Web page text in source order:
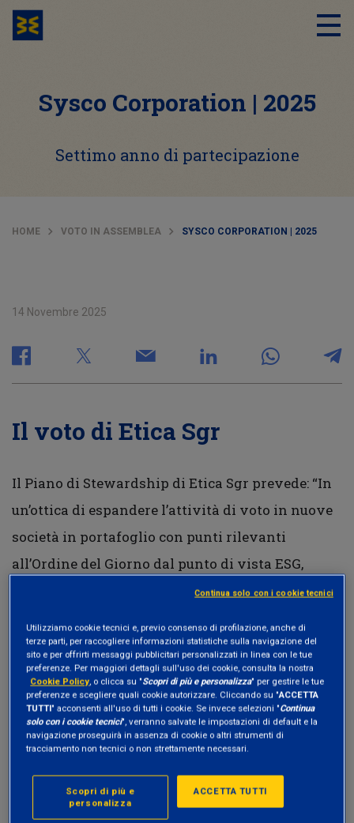
Sysco Corporation | 2025
Settimo anno di partecipazione
HOME VOTO IN ASSEMBLEA SYSCO CORPORATION | 2025
14 Novembre 2025
Il voto di Etica Sgr
Il Piano di Stewardship di Etica Sgr prevede: “In
un’ottica di espandere l’attività di voto in nuove
società in portafoglio con punti rilevanti
all’Ordine del Giorno dal punto di vista ESG,
qualora si riscontri per tempo la presenza di
interesse per Etica Sgr e coerenti con la sua
Politica di Stewardship, esprimere il voto”.
A questo proposito, Etica Sgr ha votato a favore
alla seguente mozione degli azionisti presentata
all’Assemblea della Società:
Utilizziamo cookie tecnici e, previo consenso di profilazione, anche di
terze parti, per raccogliere informazioni statistiche sulla navigazione del
sito e per offrirti messaggi pubblicitari personalizzati in linea con le tue
preferenze. Per maggiori dettagli sull'uso dei cookie, consulta la nostra
Cookie Policy, o clicca su "Scopri di più e personalizza" per gestire le tue
preferenze e scegliere quali cookie autorizzare. Cliccando su "ACCETTA
TUTTI" acconsenti all'uso di tutti i cookie. Se invece selezioni "Continua
solo con i cookie tecnici", verranno salvate le impostazioni di default e la
navigazione proseguirà in assenza di cookie o altri strumenti di
tracciamento non tecnici o non strettamente necessari.
ACCETTA TUTTI
Scopri di più e
personalizza
Continua solo con i cookie tecnici